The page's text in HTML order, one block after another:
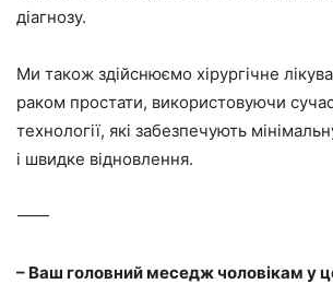
діагнозу.
Ми також здійснюємо хірургічне
раком простати, використовуючи
технології, які забезпечують
і швидке відновлення.
⸻
– Ваш головний меседж чоловікам у